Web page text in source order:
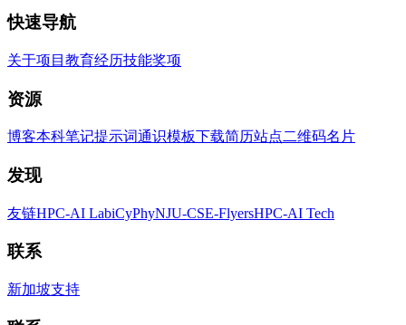
快速导航
关于项目 教育经历技能奖项
资源
博客本科笔记提示词通识模板下载简历站点二维码名片
发现
友链HPC-AI LabiCyPhyNJU-CSE-FlyersHPC-AI Tech
联系
新加坡支持